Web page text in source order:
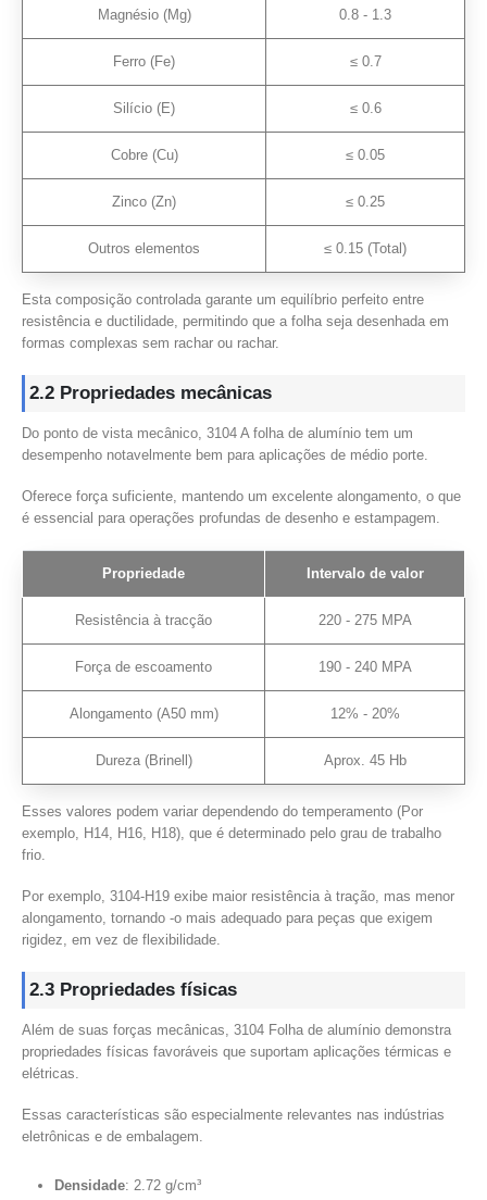
Magnésio (Mg) 0.8 - 1.3
Ferro (Fe) ≤ 0.7
Silício (E) ≤ 0.6
Cobre (Cu) ≤ 0.05
Zinco (Zn) ≤ 0.25
Outros elementos ≤ 0.15 (Total)
Esta composição controlada garante um equilíbrio perfeito entre
resistência e ductilidade, permitindo que a folha seja desenhada em
formas complexas sem rachar ou rachar.
2.2 Propriedades mecânicas
Do ponto de vista mecânico, 3104 A folha de alumínio tem um
desempenho notavelmente bem para aplicações de médio porte.
Oferece força suficiente, mantendo um excelente alongamento, o que
é essencial para operações profundas de desenho e estampagem.
Propriedade Intervalo de valor
Resistência à tracção 220 - 275 MPA
Força de escoamento 190 - 240 MPA
Alongamento (A50 mm) 12% - 20%
Dureza (Brinell) Aprox. 45 Hb
Esses valores podem variar dependendo do temperamento (Por
exemplo, H14, H16, H18), que é determinado pelo grau de trabalho
frio.
Por exemplo, 3104-H19 exibe maior resistência à tração, mas menor
alongamento, tornando -o mais adequado para peças que exigem
rigidez, em vez de flexibilidade.
2.3 Propriedades físicas
Além de suas forças mecânicas, 3104 Folha de alumínio demonstra
propriedades físicas favoráveis ​​que suportam aplicações térmicas e
elétricas.
Essas características são especialmente relevantes nas indústrias
eletrônicas e de embalagem.
Densidade: 2.72 g/cm³